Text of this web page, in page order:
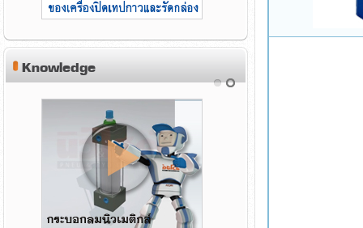
Knowledge